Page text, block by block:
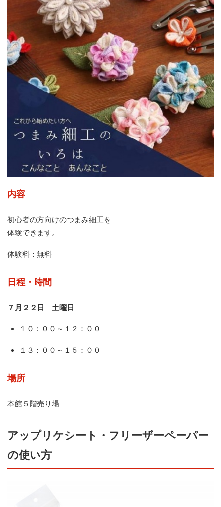
内容
初心者の方向けのつまみ細工を
体験できます。
体験料：無料
日程・時間
７月２２日 土曜日
１０：００～１２：００
１３：００～１５：００
場所
本館５階売り場
アップリケシート・フリーザーペーパー
の使い方